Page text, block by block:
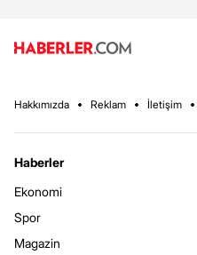
Hakkımızda Reklam İletişim
Haberler
Ekonomi
Spor
Magazin